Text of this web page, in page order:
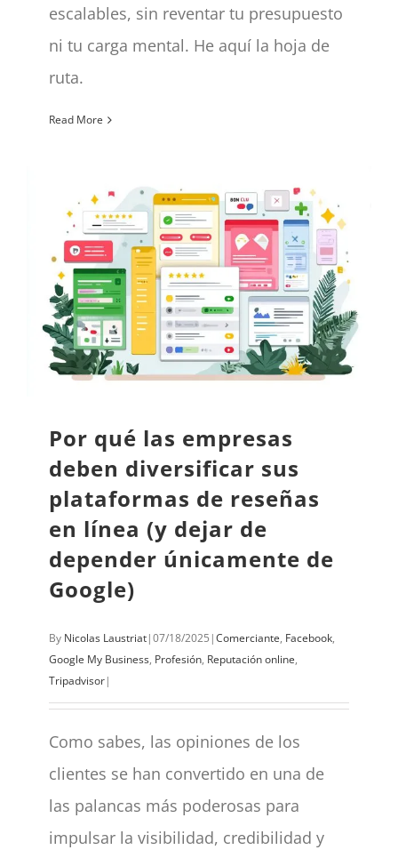
escalables, sin reventar tu presupuesto
ni tu carga mental. He aquí la hoja de
ruta.
Read More
Por qué las empresas
deben diversificar sus
plataformas de reseñas
en línea (y dejar de
depender únicamente de
Google)
By Nicolas Laustriat|07/18/2025 |Comerciante, Facebook,
Google My Business, Profesión, Reputación online,
Tripadvisor|
Como sabes, las opiniones de los
clientes se han convertido en una de
las palancas más poderosas para
impulsar la visibilidad, credibilidad y